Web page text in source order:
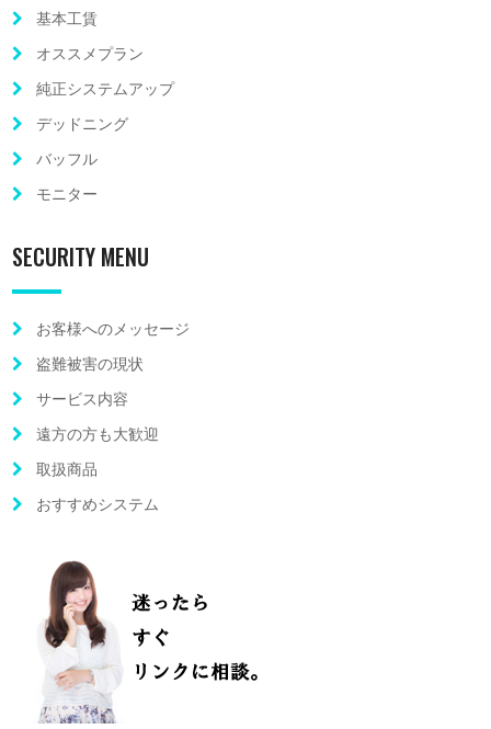
基本工賃
オススメプラン
純正システムアップ
デッドニング
バッフル
モニター
SECURITY MENU
お客様へのメッセージ
盗難被害の現状
サービス内容
遠方の方も大歓迎
取扱商品
おすすめシステム